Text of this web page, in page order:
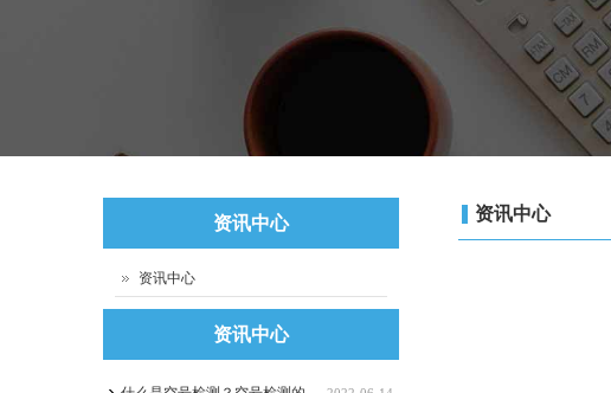
资讯中心
资讯中心
资讯中心
资讯中心